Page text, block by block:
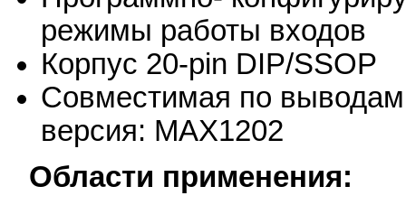
режимы работы входов
Корпус 20-pin DIP/SSOP
Совместимая по
версия: MAX1202
Области применения: